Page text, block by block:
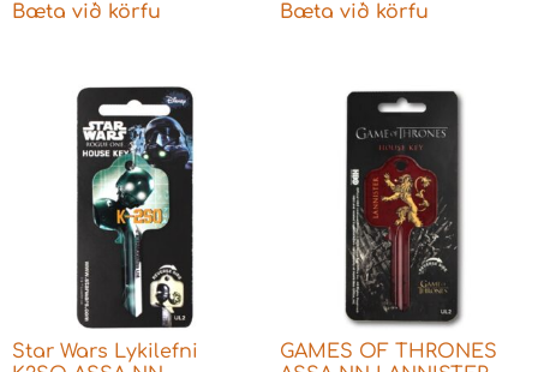
Bæta við körfu Bæta við körfu
Star Wars Lykilefni
GAMES OF THRONES